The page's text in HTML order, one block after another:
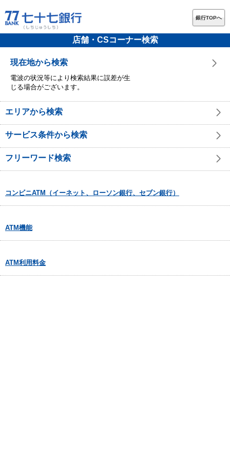
銀行TOPへ
店舗・CSコーナー検索
現在地から検索
電波の状況等により検索結果に誤差が生
じる場合がございます。
エリアから検索
サービス条件から検索
フリーワード検索
コンビニATM（イーネット、ローソン銀行、セブン銀行）
ATM機能
ATM利用料金